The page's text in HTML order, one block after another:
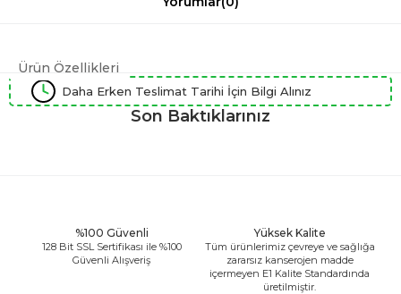
Ürün Özellikleri
Daha Erken Teslimat Tarihi İçin Bilgi Alınız
Son Baktıklarınız
%100 Güvenli
128 Bit SSL Sertifikası ile %100
Güvenli Alışveriş
Yüksek Kalite
Tüm ürünlerimiz çevreye ve sağlığa
zararsız kanserojen madde
içermeyen E1 Kalite Standardında
üretilmiştir.